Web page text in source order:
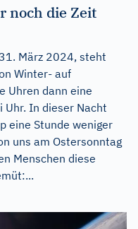
noch die Zeit
März 2024, steht
Winter- auf
Uhren dann eine
Uhr. In dieser Nacht
eine Stunde weniger
uns am Ostersonntag
Menschen diese